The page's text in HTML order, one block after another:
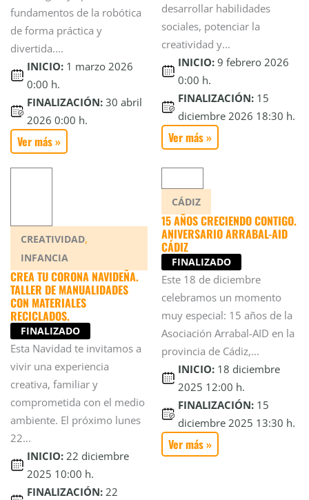
fundamentos de la robótica
de forma práctica y
divertida....
INICIO: 1 marzo 2026
0:00 h.
FINALIZACIÓN: 30 abril
2026 0:00 h.
Ver más »
desarrollar habilidades
sociales, potenciar la
creatividad y...
INICIO: 9 febrero 2026
0:00 h.
FINALIZACIÓN: 15
diciembre 2026 18:30 h.
Ver más »
CREATIVIDAD,
INFANCIA
CREA TU CORONA NAVIDEÑA.
TALLER DE MANUALIDADES
CON MATERIALES
RECICLADOS.
FINALIZADO
Esta Navidad te invitamos a
vivir una experiencia
creativa, familiar y
comprometida con el medio
ambiente. El próximo lunes
22...
INICIO: 22 diciembre
2025 10:00 h.
FINALIZACIÓN: 22
CÁDIZ
15 AÑOS CRECIENDO CONTIGO.
ANIVERSARIO ARRABAL-AID
CÁDIZ
FINALIZADO
Este 18 de diciembre
celebramos un momento
muy especial: 15 años de la
Asociación Arrabal-AID en la
provincia de Cádiz,...
INICIO: 18 diciembre
2025 12:00 h.
FINALIZACIÓN: 15
diciembre 2025 13:30 h.
Ver más »